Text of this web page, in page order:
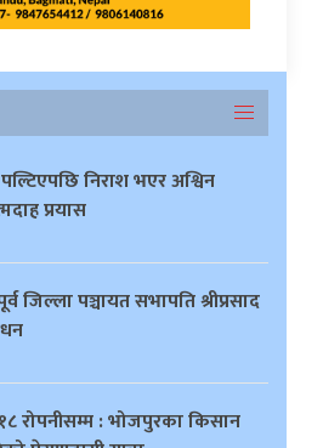
निराश भएर अश्विन
प्रयास
जिल्ला पञ्चायत सभापति श्रीप्रसाद
रोपनीसम्म : भोजपुरका किसान